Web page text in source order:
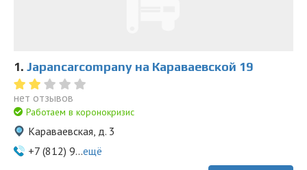
1. Japancarcompany на Караваевской 19
нет отзывов
Работаем в коронокризис
Караваевская, д. 3
+7 (812) 9...ещё